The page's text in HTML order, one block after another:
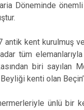
Döneminde
antik kent kurulmuş
tüm
biri sayılan
kenti olan
ünlü bir